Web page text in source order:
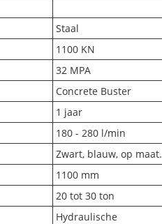
Staal
1100 KN
32 MPA
Concrete Buster
1 jaar
180 - 280 l/min
Zwart, blauw, op maat.
1100 mm
20 tot 30 ton
Hydraulische